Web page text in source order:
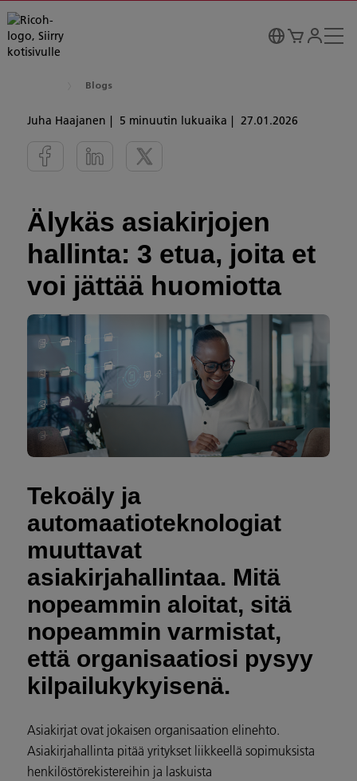
Blogs
Juha Haajanen 5 minuutin lukuaika 27.01.2026
Älykäs asiakirjojen
hallinta: 3 etua, joita et
voi jättää huomiotta
Tekoäly ja
automaatioteknologiat
muuttavat
asiakirjahallintaa. Mitä
nopeammin aloitat, sitä
nopeammin varmistat,
että organisaatiosi pysyy
kilpailukykyisenä.
Asiakirjat ovat jokaisen organisaation elinehto.
Asiakirjahallinta pitää yritykset liikkeellä sopimuksista
henkilöstörekistereihin ja laskuista